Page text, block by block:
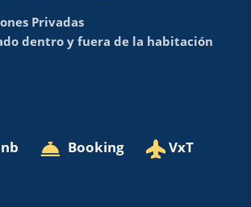
Privadas
dentro y fuera de la habitación
Booking VxT